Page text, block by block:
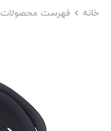
خانه فهرست محصولات